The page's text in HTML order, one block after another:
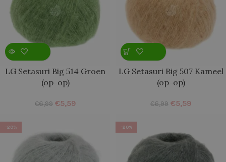
LG Setasuri Big 514 Groen
(op=op)
€6,99 €5,59
LG Setasuri Big 507 Kameel
(op=op)
€6,99 €5,59
-20% -20%